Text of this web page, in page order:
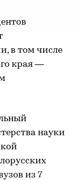
в том числе
края —
науки
из 7